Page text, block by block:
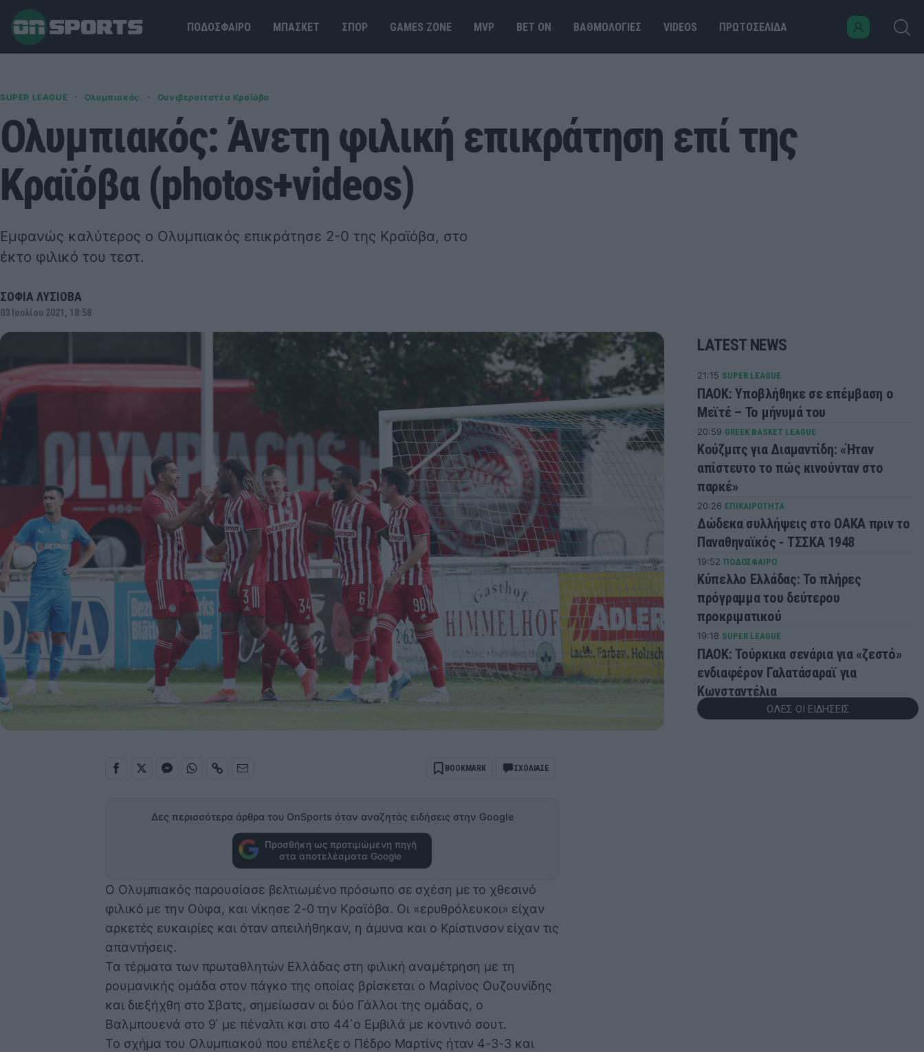
ΠΟΔΟΣΦΑΙΡΟ ΜΠΑΣΚΕΤ ΣΠΟΡ GAMES ΖΟΝΕ MVP BET ΟΝ ΒΑΘΜΟΛΟΓΙΕΣ VIDEOS ΠΡΩΤΟΣΕΛΙΔΑ
SUPER LEAGUE · Ολυμπιακός · Ουνιβερσιτατέα Κραϊόβα
Ολυμπιακός: Άνετη φιλική επικράτηση επί της
Κραϊόβα (photos+videos)
Εμφανώς καλύτερος ο Ολυμπιακός επικράτησε 2-0 της Κραϊόβα, στο
έκτο φιλικό του τεστ.
ΣΟΦΙΑ ΛΥΣΙΟΒΑ
03 Ιουλίου 2021, 18:58
BOOKMARK ΣΧΟΛΙΑΣΕ
Δες περισσότερα άρθρα του OnSports όταν αναζητάς ειδήσεις στην Google
Προσθήκη ως προτιμώμενη πηγή
στα αποτελέσματα Google
Ο Ολυμπιακός παρουσίασε βελτιωμένο πρόσωπο σε σχέση με το χθεσινό
φιλικό με την Ούφα, και νίκησε 2-0 την Κραϊόβα. Οι «ερυθρόλευκοι» είχαν
αρκετές ευκαιρίες και όταν απειλήθηκαν, η άμυνα και ο Κρίστινσον είχαν τις
απαντήσεις.
Τα τέρματα των πρωταθλητών Ελλάδας στη φιλική αναμέτρηση με τη
ρουμανικής ομάδα στον πάγκο της οποίας βρίσκεται ο Μαρίνος Ουζουνίδης
και διεξήχθη στο Σβατς, σημείωσαν οι δύο Γάλλοι της ομάδας, ο
Βαλμπουενά στο 9΄ με πέναλτι και στο 44΄ο Εμβιλά με κοντινό σουτ.
Το σχήμα του Ολυμπιακού που επέλεξε ο Πέδρο Μαρτίνς ήταν 4-3-3 και
LATEST NEWS
21:15 SUPER LEAGUE
ΠΑΟΚ: Υποβλήθηκε σε επέμβαση ο
Μεϊτέ – Το μήνυμά του
20:59 GREEK BASKET LEAGUE
Κούζμιτς για Διαμαντίδη: «Ήταν
απίστευτο το πώς κινούνταν στο
παρκέ»
20:26 ΕΠΙΚΑΙΡΟΤΗΤΑ
Δώδεκα συλλήψεις στο ΟΑΚΑ πριν το
Παναθηναϊκός - ΤΣΣΚΑ 1948
19:52 ΠΟΔΟΣΦΑΙΡΟ
Κύπελλο Ελλάδας: Το πλήρες
πρόγραμμα του δεύτερου
προκριματικού
19:18 SUPER LEAGUE
ΠΑΟΚ: Τούρκικα σενάρια για «ζεστό»
ενδιαφέρον Γαλατάσαραϊ για
Κωνσταντέλια
19:08 EUROLEAGUEΟΛΕΣ ΟΙ ΕΙΔΗΣΕΙΣ